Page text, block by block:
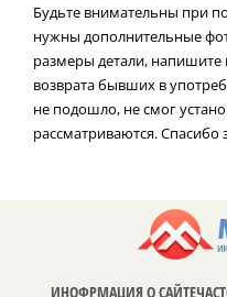
Будьте внимательны при
нужны дополнительные
размеры детали,
возврата бывших в
не подошло, не смог
рассматриваются. Спасибо
ИНОФРМАЦИЯ О САЙТЕ